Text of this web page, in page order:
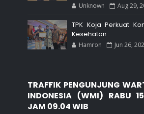
Unknown Aug 29,
TPK Koja Perkuat
Kesehatan
Hamron Jun 26,
TRAFFIK PENGUNJUNG
INDONESIA (WMI) RABU
JAM 09.04 WIB